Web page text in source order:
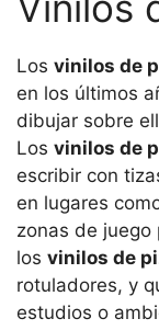
Los vinilos de
en los últimos
dibujar sobre
Los vinilos de
escribir con
en lugares
zonas de juego
los vinilos de
rotuladores, y
estudios o